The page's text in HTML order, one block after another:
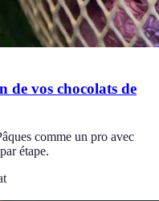
de vos chocolats de
comme un pro avec
étape.